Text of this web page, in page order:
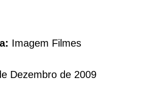
Imagem Filmes
Dezembro de 2009